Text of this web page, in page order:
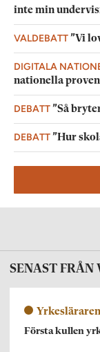
inte min
VALDEBATT”Vi
DIGITALA
nationella
DEBATT”Så
DEBATT”Hur
SENAST FRÅN
Yrkesläraren
Första kullen